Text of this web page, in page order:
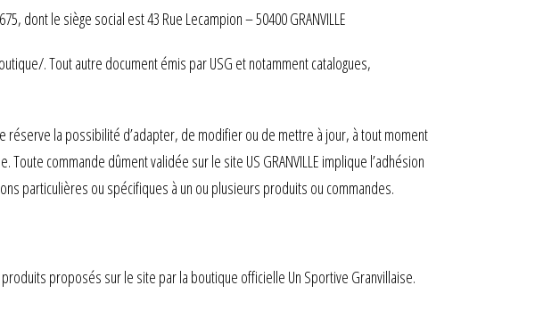
dont le siège social est 43 Rue Lecampion – 50400 GRANVILLE
. Tout autre document émis par USG et notamment catalogues,
réserve la possibilité d’adapter, de modifier ou de mettre à jour, à tout moment
commande dûment validée sur le site US GRANVILLE implique l’adhésion
particulières ou spécifiques à un ou plusieurs produits ou commandes.
proposés sur le site par la boutique officielle Un Sportive Granvillaise.